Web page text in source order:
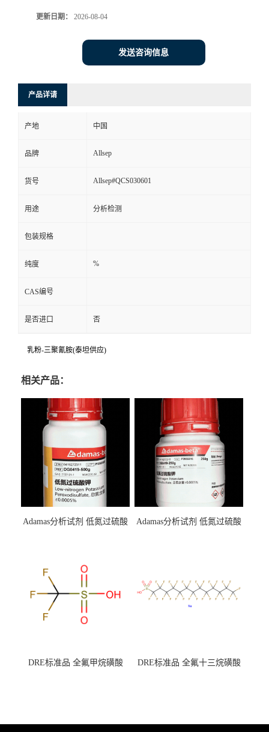
更新日期： 2026-08-04
发送咨询信息
产品详请
产地 中国
品牌 Allsep
货号 Allsep#QCS030601
用途 分析检测
包装规格
纯度 %
CAS编号
是否进口 否
乳粉-三聚氰胺(泰坦供应)
相关产品：
Adamas分析试剂 低氮过硫酸
（泰坦现货供应）
Adamas分析试剂 低氮过硫酸
DRE标准品 全氟甲烷磺酸
DRE标准品 全氟十三烷磺酸